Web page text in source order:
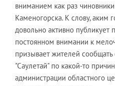
вниманием как раз
Каменогорска. К слову,
довольно активно публикует
постоянном внимании к
призывает жителей
"Саулетай" по какой-то
администрации областного